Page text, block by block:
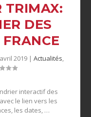
TRIMAX:
DES
FRANCE
2019 | Actualités,
interactif des
le lien vers les
les dates, …